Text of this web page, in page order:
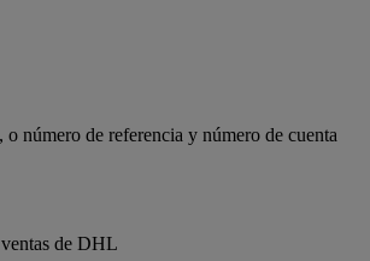
número de referencia y número de cuenta
de DHL